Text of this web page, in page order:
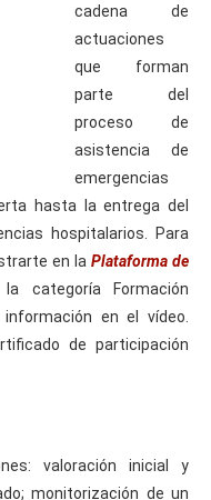
cadena de
actuaciones
que forman
parte del
proceso de
asistencia de
emergencias
hasta la entrega del
hospitalarios. Para
en laPlataforma de
categoría Formación
en el vídeo.
de participación
valoración inicial y
monitorización de un